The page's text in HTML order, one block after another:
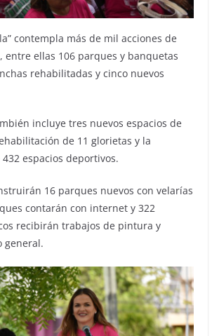
contempla más de mil acciones de
entre ellas 106 parques y banquetas
rehabilitadas y cinco nuevos
incluye tres nuevos espacios de
de 11 glorietas y la
espacios deportivos.
16 parques nuevos con velarías
contarán con internet y 322
recibirán trabajos de pintura y
general.